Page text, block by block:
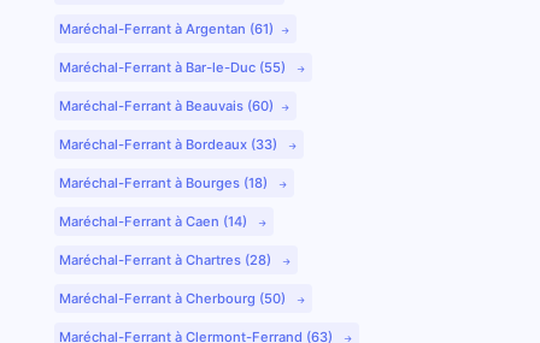
Maréchal-Ferrant à Argentan (61)
Maréchal-Ferrant à Bar-le-Duc (55)
Maréchal-Ferrant à Beauvais (60)
Maréchal-Ferrant à Bordeaux (33)
Maréchal-Ferrant à Bourges (18)
Maréchal-Ferrant à Caen (14)
Maréchal-Ferrant à Chartres (28)
Maréchal-Ferrant à Cherbourg (50)
Maréchal-Ferrant à Clermont-Ferrand (63)